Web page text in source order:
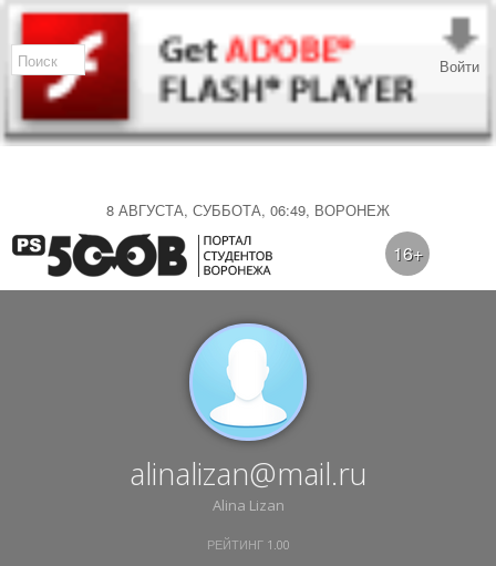
8 АВГУСТА, СУББОТА, 06:49, ВОРОНЕЖ
Войти
16+
alinalizan@mail.ru
Alina Lizan
РЕЙТИНГ 1.00